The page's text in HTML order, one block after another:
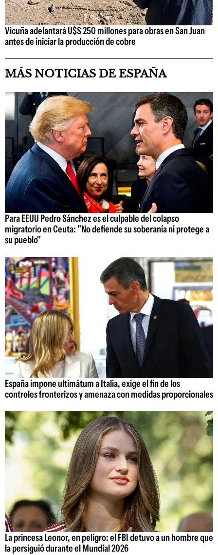
Vicuña adelantará U$S 250 millones para obras en San Juan
antes de iniciar la producción de cobre
MÁS NOTICIAS DE ESPAÑA
Para EEUU Pedro Sánchez es el culpable del colapso
migratorio en Ceuta: "No defiende su soberanía ni protege a
su pueblo"
España impone ultimátum a Italia, exige el fin de los
controles fronterizos y amenaza con medidas proporcionales
La princesa Leonor, en peligro: el FBI detuvo a un hombre que
la persiguió durante el Mundial 2026